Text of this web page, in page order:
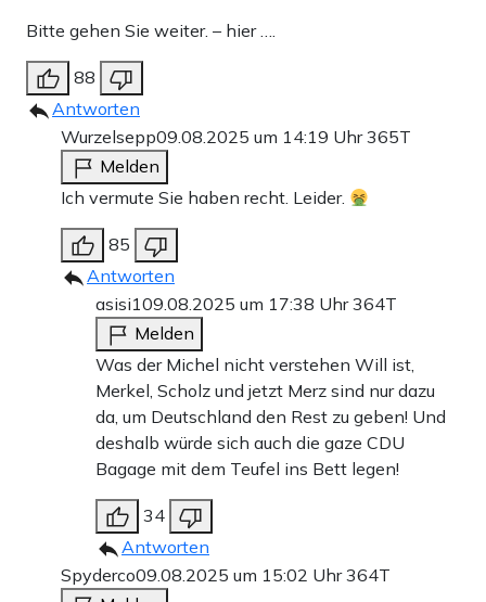
Bitte gehen Sie weiter. – hier ….
88
Antworten
Wurzelsepp09.08.2025 um 14:19 Uhr365T
Melden
Ich vermute Sie haben recht. Leider.
85
Antworten
asisi109.08.2025 um 17:38 Uhr364T
Melden
Was der Michel nicht verstehen Will ist,
Merkel, Scholz und jetzt Merz sind nur dazu
da, um Deutschland den Rest zu geben! Und
deshalb würde sich auch die gaze CDU
Bagage mit dem Teufel ins Bett legen!
34
Antworten
Spyderco09.08.2025 um 15:02 Uhr364T